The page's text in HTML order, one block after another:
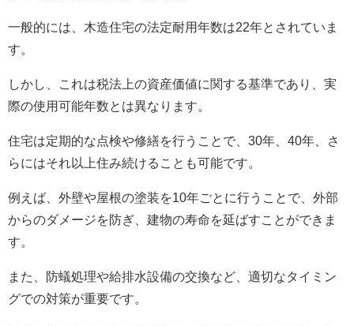
一般的には、木造住宅の法定耐用年数は22年とされていま
す。
しかし、これは税法上の資産価値に関する基準であり、実
際の使用可能年数とは異なります。
住宅は定期的な点検や修繕を行うことで、30年、40年、さ
らにはそれ以上住み続けることも可能です。
例えば、外壁や屋根の塗装を10年ごとに行うことで、外部
からのダメージを防ぎ、建物の寿命を延ばすことができま
す。
また、防蟻処理や給排水設備の交換など、適切なタイミン
グでの対策が重要です。